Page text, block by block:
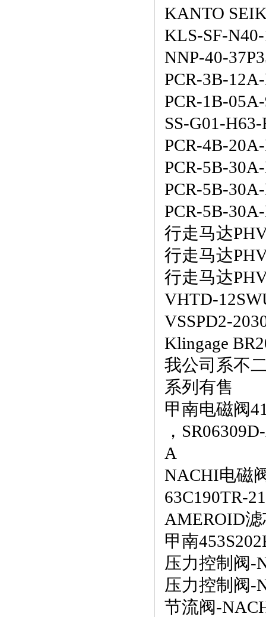
KANTO
KLS-SF-
NNP-40-
PCR-3B-
PCR-1B-
SS-G01-
PCR-4B-
PCR-5B-
PCR-5B-
PCR-5B-
行走马达
行走马达
行走马达
VHTD-
VSSPD2-
Klingage
我公司系不
系列有售
甲南电磁阀
，
A
NACHI电磁
63C190TR-21
AMEROID
甲南
压力控制阀-
压力控制阀-
节流阀-